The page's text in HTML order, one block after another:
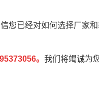
已经对如何选择厂家
。 我们将竭诚为